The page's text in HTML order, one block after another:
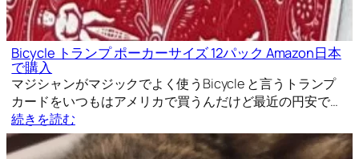
Bicycle トランプ ポーカーサイズ 12パック Amazon日本
で購入
マジシャンがマジックでよく使うBicycle と言うトランプ
カードをいつもはアメリカで買うんだけど最近の円安で…
続きを読む